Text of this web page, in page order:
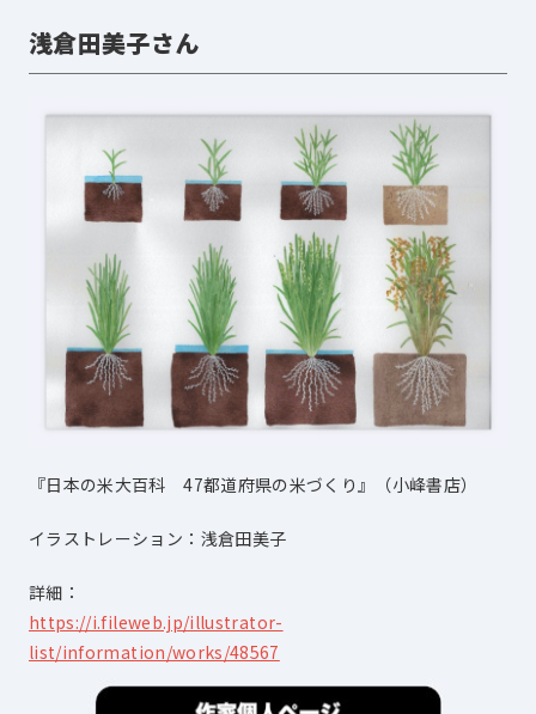
浅倉田美子さん
『日本の米大百科 47都道府県の米づくり』（小峰書店）
イラストレーション：浅倉田美子
詳細：
https://i.fileweb.jp/illustrator-
list/information/works/48567